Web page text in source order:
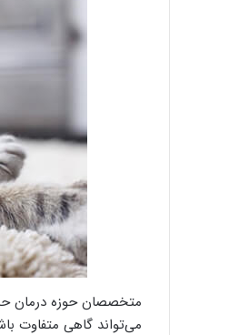
متخصصان حوزه درمان
می‌تواند گاهی متفاوت